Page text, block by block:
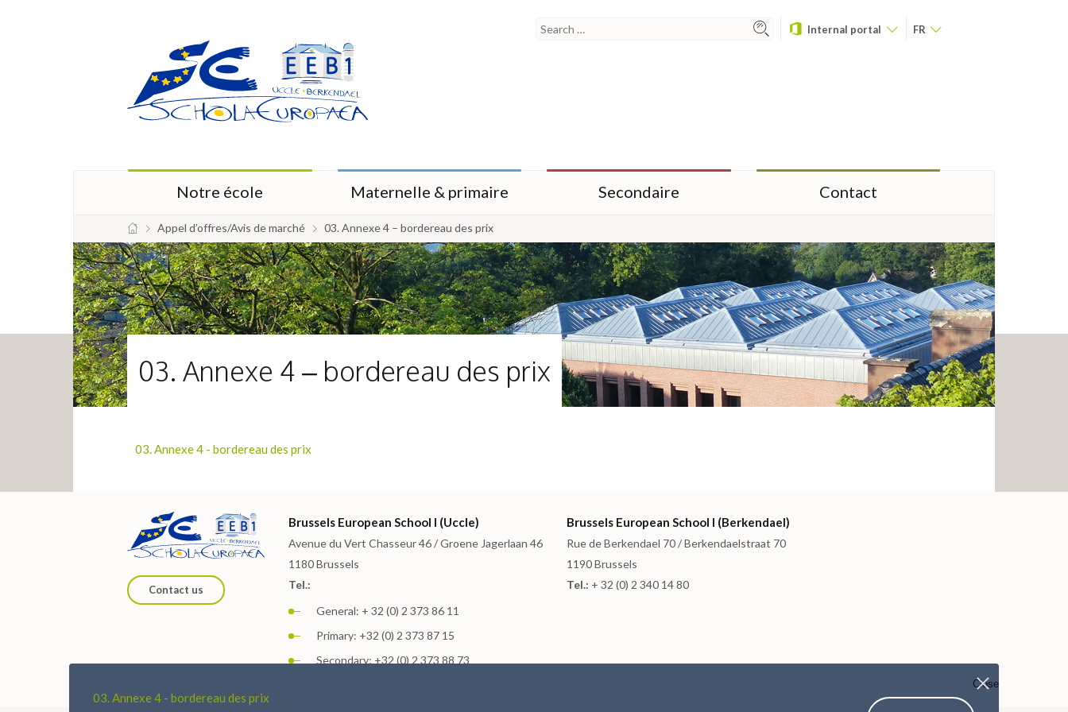
Internal portal FR
Notre école Maternelle & primaire Secondaire Contact
Appel d’offres/Avis de marché 03. Annexe 4 – bordereau des prix
03. Annexe 4 – bordereau des prix
03. Annexe 4 - bordereau des prix
Contact us
Brussels European School I (Uccle)
Avenue du Vert Chasseur 46 / Groene Jagerlaan 46
1180 Brussels
Tel.:
General: + 32 (0) 2 373 86 11
Primary: +32 (0) 2 373 87 15
Secondary: +32 (0) 2 373 88 73
Brussels European School I (Berkendael)
Rue de Berkendael 70 / Berkendaelstraat 70
1190 Brussels
Tel.: + 32 (0) 2 340 14 80
03. Annexe 4 - bordereau des prix
Close